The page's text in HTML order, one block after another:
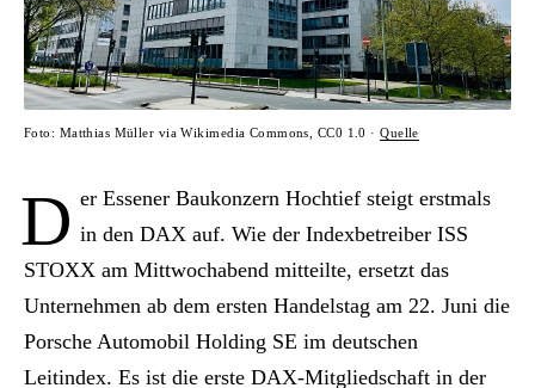
Foto: Matthias Müller via Wikimedia Commons, CC0 1.0 ·Quelle
D er Essener Baukonzern Hochtief steigt erstmals
in den DAX auf. Wie der Indexbetreiber ISS
STOXX am Mittwochabend mitteilte, ersetzt das
Unternehmen ab dem ersten Handelstag am 22. Juni die
Porsche Automobil Holding SE im deutschen
Leitindex. Es ist die erste DAX-Mitgliedschaft in der